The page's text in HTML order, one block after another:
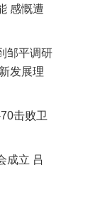
感慨遭
邹平调研
发展理
击败卫
成立 吕